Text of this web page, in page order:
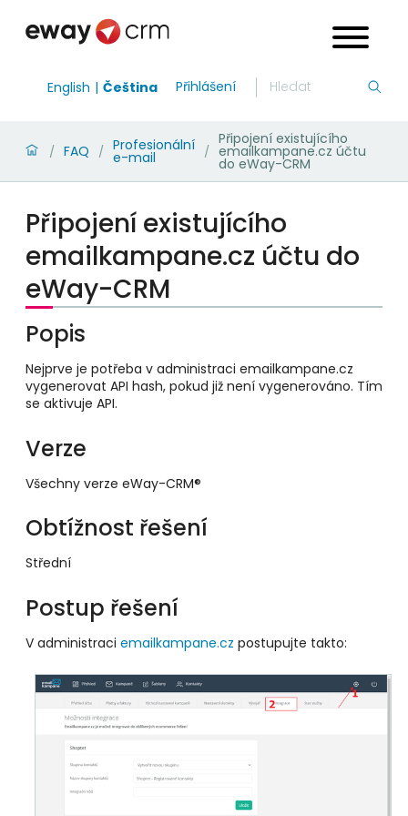
English Čeština Přihlášení
/ FAQ / Profesionální
e-mail /
Připojení existujícího
emailkampane.cz účtu
do eWay-CRM
Připojení existujícího
emailkampane.cz účtu do
eWay-CRM
Popis
Nejprve je potřeba v administraci emailkampane.cz
vygenerovat API hash, pokud již není vygenerováno. Tím
se aktivuje API.
Verze
Všechny verze eWay-CRM®
Obtížnost řešení
Střední
Postup řešení
V administraci emailkampane.cz postupujte takto: